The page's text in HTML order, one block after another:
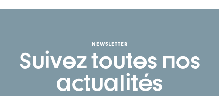
NEWSLETTER
Suivez toutes nos
actualités